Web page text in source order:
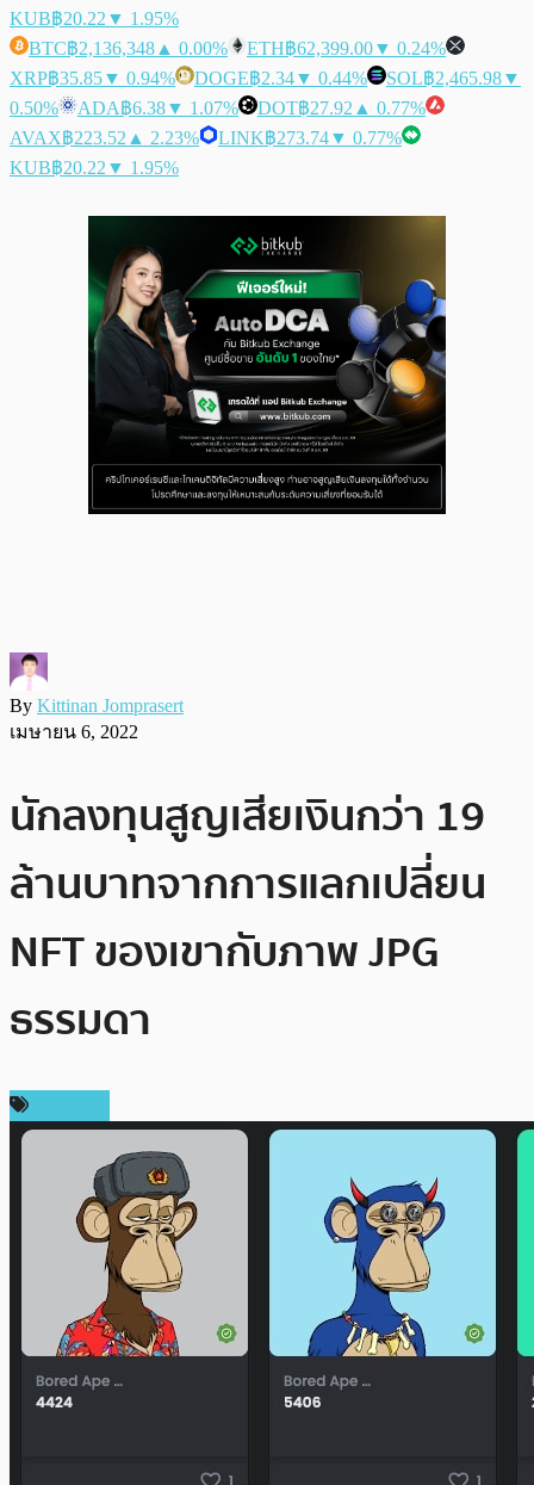
KUB฿20.22 ▼ 1.95%
BTC฿2,136,348 ▲ 0.00% ETH฿62,399.00▼ 0.24%
XRP฿35.85▼ 0.94% DOGE฿2.34▼ 0.44% SOL฿2,465.98▼
0.50%
ADA฿6.38▼ 1.07% DOT฿27.92 ▲ 0.77%
AVAX฿223.52 ▲ 2.23% LINK฿273.74▼ 0.77%
KUB฿20.22 ▼ 1.95%
By Kittinan Jomprasert
เมษายน 6, 2022
นักลงทุนสูญเสียเงินกว่า 19
ล้านบาทจากการแลกเปลี่ยน
NFT ของเขากับภาพ JPG
ธรรมดา